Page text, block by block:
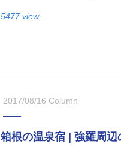
5477 view
2017/08/16 Column
箱根の温泉宿 | 強羅周